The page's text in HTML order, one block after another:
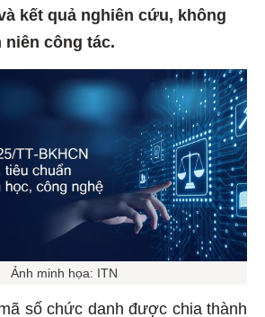
kết quả nghiên cứu, không
công tác.
Ảnh minh họa: ITN
số chức danh được chia thành